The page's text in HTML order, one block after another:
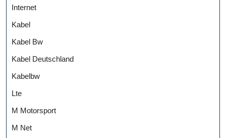
Internet
Kabel
Kabel Bw
Kabel Deutschland
Kabelbw
Lte
M Motorsport
M Net